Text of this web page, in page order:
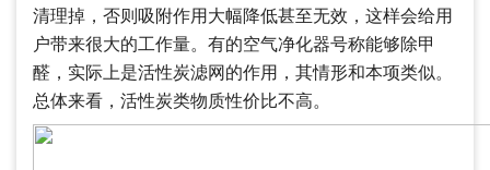
清理掉，否则吸附作用大幅降低甚至无效，这样会给用
户带来很大的工作量。有的空气净化器号称能够除甲
醛，实际上是活性炭滤网的作用，其情形和本项类似。
总体来看，活性炭类物质性价比不高。